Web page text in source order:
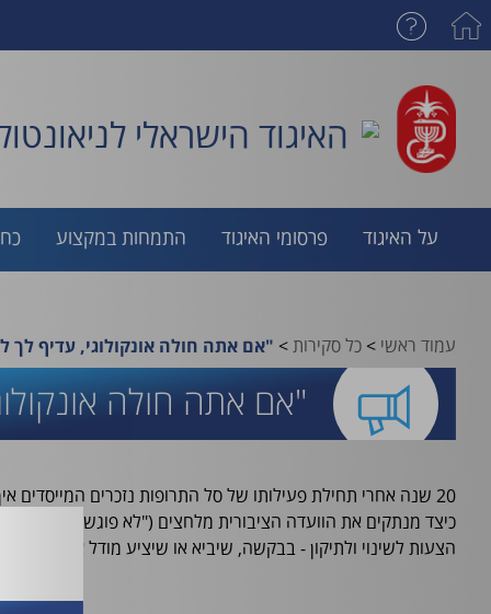
האיגוד הישראלי
על האיגוד פרסומי האיגוד התמחות במקצוע
עמוד ראשי>כל סקירות> "אם אתה חולה אונקולוגי, עדיף לך
"אם אתה חולה
20 שנה אחרי תחילת פעילותו של סל התרופות נזכרים
כיצד מנתקים את הוועדה הציבורית מלחצים ("לא פוגשים אנשים,
הצעות לשינוי ולתיקון - בבקשה, שיביא או שיציע מודל אחר") •